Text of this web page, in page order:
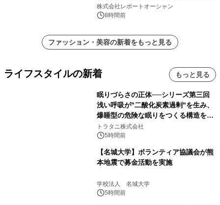
代ヘルスケア投資を加速
株式会社レポートオーシャン
8時間前
ファッション・美容の新着をもっと見る
ライフスタイルの新着 もっと見る
眠りづらさの正体──シリーズ第三回
浅い呼吸が"二酸化炭素過剰"を生み、
爆睡型の危険な眠りをつくる構造を解
説
トラタニ株式会社
5時間前
【名城大学】ボランティア協議会が熊
本地震で募金活動を実施
学校法人 名城大学
5時間前